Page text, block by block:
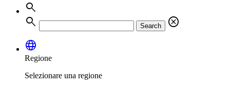
search
search
Search
cancel
language
Regione
Selezionare una regione